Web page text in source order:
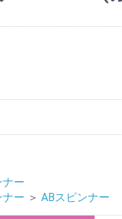
ナー
ナー ＞ ABスピンナー